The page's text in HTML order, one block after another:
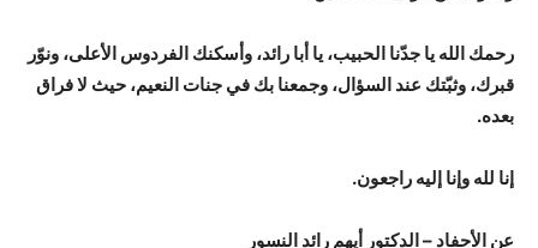
رحمك الله يا جدّنا الحبيب، يا أبا رائد، وأسكنك الفردوس الأعلى، ونوّر
قبرك، وثبّتك عند السؤال، وجمعنا بك في جنات النعيم، حيث لا فراق
بعده.
إنا لله وإنا إليه راجعون.
عن الأحفاد –الدكتور أيهم رائد النسور